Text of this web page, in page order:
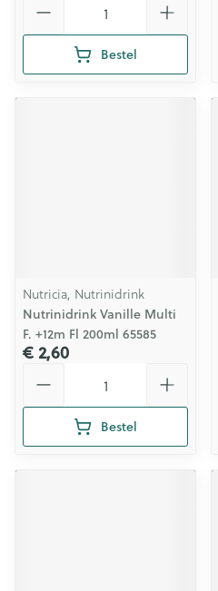
Bestel
Nutricia, Nutrinidrink
Nutrinidrink Vanille Multi
F. +12m Fl 200ml 65585
€ 2,60
Bestel